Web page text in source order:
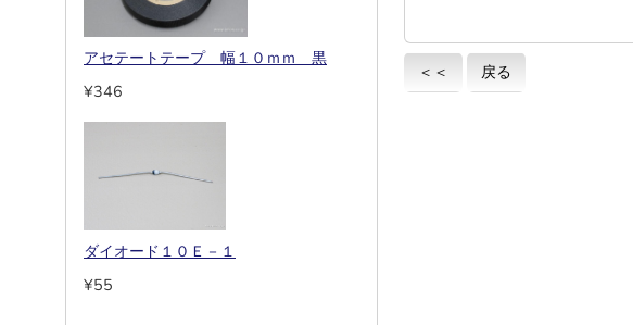
＜＜ 戻る
アセテートテープ 幅１０ｍｍ 黒
¥346
ダイオード１０Ｅ－１
¥55